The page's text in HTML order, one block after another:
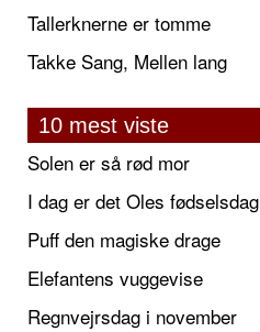
Tallerknerne er tomme
Takke Sang, Mellen lang
10 mest viste
Solen er så rød mor
I dag er det Oles fødselsdag
Puff den magiske drage
Elefantens vuggevise
Regnvejrsdag i november